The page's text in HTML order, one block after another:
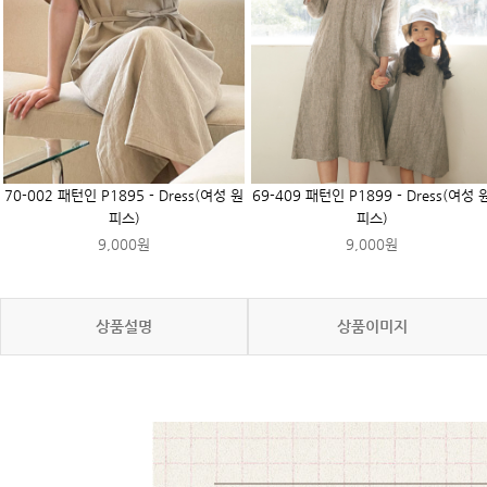
70-002 패턴인 P1895 - Dress(여성 원
피스)
9,000원
69-409 패턴인 P1899 - Dress(여성
피스)
9,000원
상품설명 상품이미지